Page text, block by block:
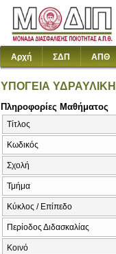
Αρχή ΣΔΠ ΑΠΘ
ΥΠΟΓΕΙΑ
Πληροφορίες Μαθήματος
Τίτλος
Κωδικός
Σχολή
Τμήμα
Κύκλος / Επίπεδο
Περίοδος Διδασκαλίας
Κοινό